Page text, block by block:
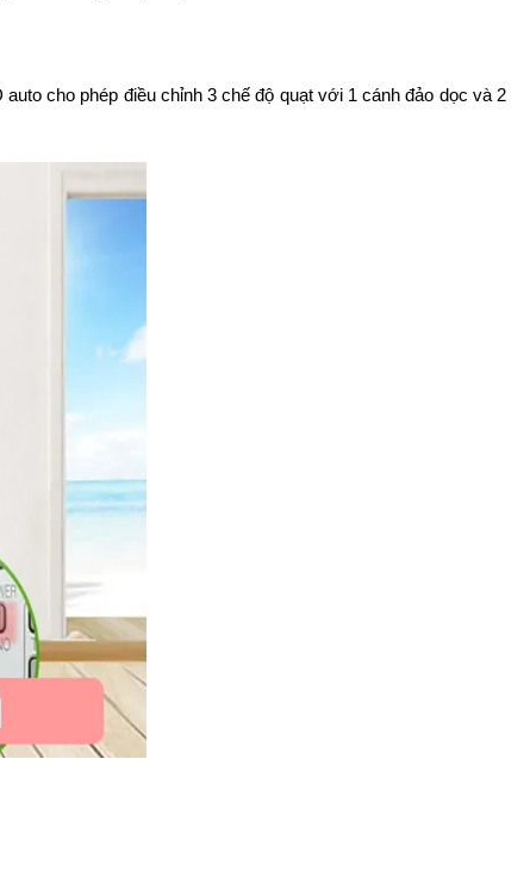
cho phép điều chỉnh 3 chế độ quạt với 1 cánh đảo dọc và 2